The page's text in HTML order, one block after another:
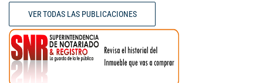
VER TODAS LAS PUBLICACIONES